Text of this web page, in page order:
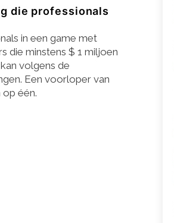
die professionals
in een game met
die minstens $ 1 miljoen
volgens de
Een voorloper van
één.